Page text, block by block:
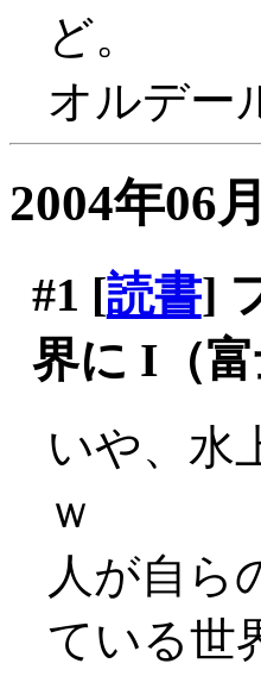
ど。
オルデー
2004年06
#1 [読書]
界に I（富
いや、水
ｗ
人が自ら
ている世